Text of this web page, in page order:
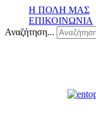
Η ΠΟΛΗ ΜΑΣ
ΕΠΙΚΟΙΝΩΝΙΑ
Αναζήτηση...